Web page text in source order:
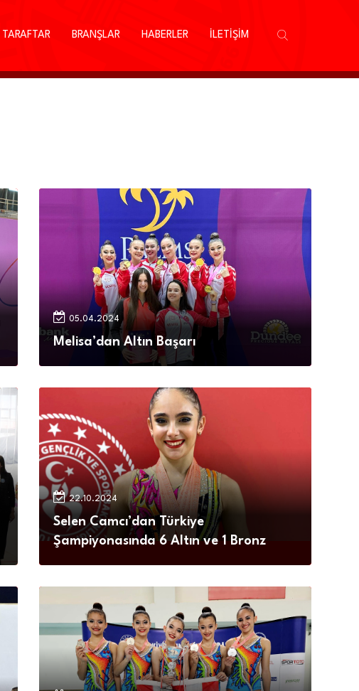
TARAFTAR BRANŞLAR HABERLER İLETİŞİM
05.04.2024
Melisa’dan Altın Başarı
22.10.2024
Selen Camcı’dan Türkiye
Şampiyonasında 6 Altın ve 1 Bronz